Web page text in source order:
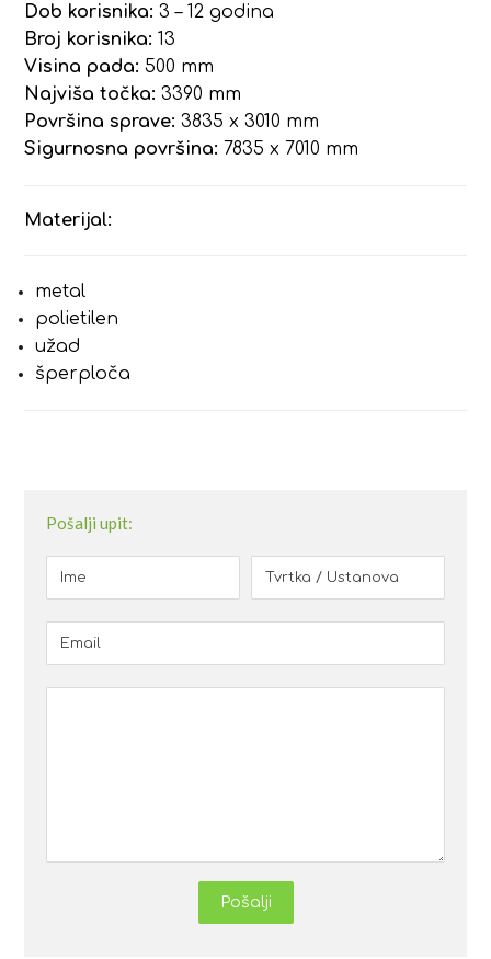
Dob korisnika: 3 – 12 godina
Broj korisnika: 13
Visina pada: 500 mm
Najviša točka: 3390 mm
Površina sprave: 3835 x 3010 mm
Sigurnosna površina: 7835 x 7010 mm
Materijal:
metal
polietilen
užad
šperploča
Pošalji upit:
Pošalji